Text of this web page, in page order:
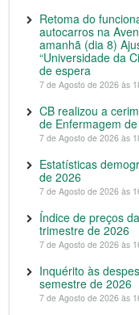
Retoma do
autocarros na
amanhã (dia 8)
“Universidade da
de espera
7 de Agosto de 2026 às
CB realizou a
de Enfermagem
7 de Agosto de 2026 às
Estatísticas
de 2026
7 de Agosto de 2026 às
Índice de preços
trimestre de 2026
7 de Agosto de 2026 às
Inquérito às
semestre de 2026
7 de Agosto de 2026 às